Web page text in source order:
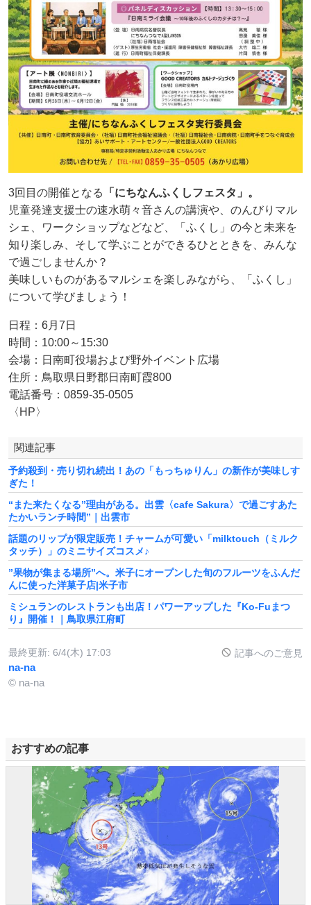
3回目の開催となる
「にちなんふくしフェスタ」。
児童発達支援士の速水萌々音さんの講演や、のんびりマル
シェ、ワークショップなどなど、「ふくし」の今と未来を
知り楽しみ、そして学ぶことができるひとときを、みんな
で過ごしませんか？
美味しいものがあるマルシェを楽しみながら、「ふくし」
について学びましょう！
日程：6月7日
時間：10:00～15:30
会場：日南町役場および野外イベント広場
住所：鳥取県日野郡日南町霞800
電話番号：0859-35-0505
〈HP〉
関連記事
予約殺到・売り切れ続出！あの「もっちゅりん」の新作が美味しす
ぎた！
“また来たくなる”理由がある。出雲〈cafe Sakura〉で過ごすあた
たかいランチ時間”｜出雲市
話題のリップが限定販売！チャームが可愛い「milktouch（ミルク
タッチ）」のミニサイズコスメ♪
”果物が集まる場所”へ。米子にオープンした旬のフルーツをふんだ
んに使った洋菓子店|米子市
ミシュランのレストランも出店！パワーアップした『Ko-Fuまつ
り』開催！｜鳥取県江府町
最終更新: 6/4(木) 17:03 記事へのご意見
na-na
© na-na
おすすめの記事